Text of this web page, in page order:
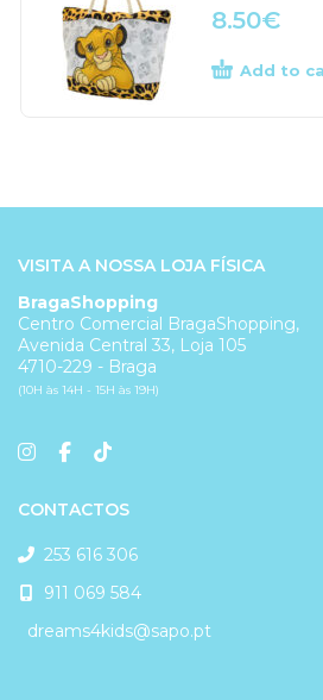
8.50€
Add to
VISITA A NOSSA LOJA FÍSICA
BragaShopping
Centro Comercial BragaShopping,
Avenida Central 33, Loja 105
4710-229 - Braga
(10H às 14H - 15H às 19H)
CONTACTOS
253 616 306
911 069 584
dreams4kids@sapo.pt